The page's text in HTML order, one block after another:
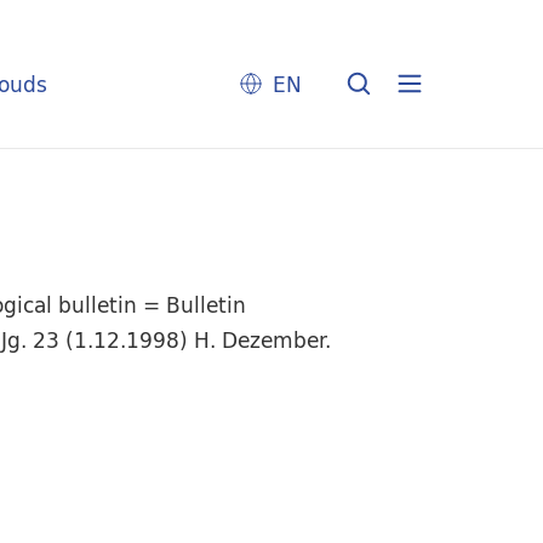
EN
bulletin = Bulletin
23 (1.12.1998) H. Dezember.